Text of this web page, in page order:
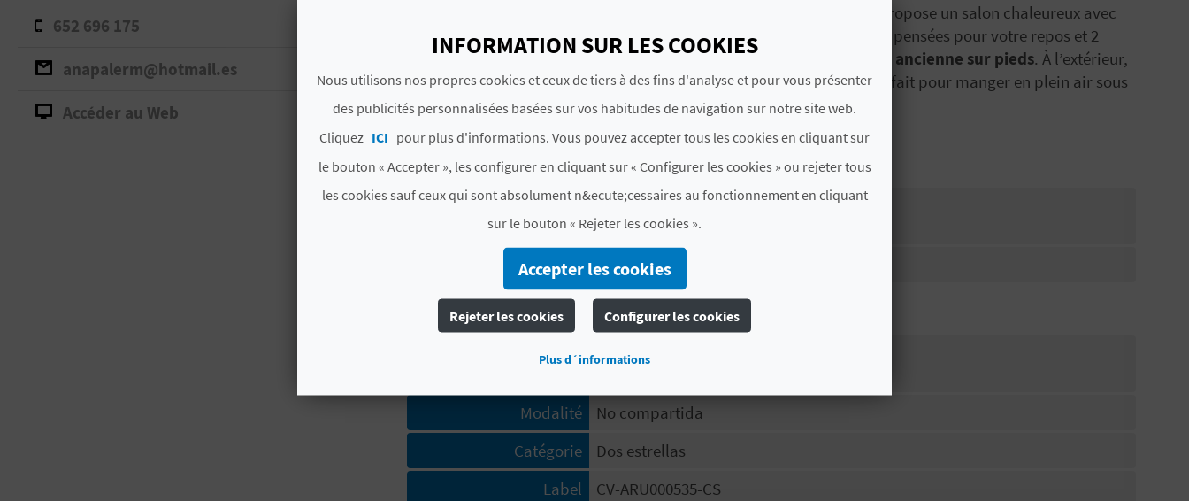
652 696 175
anapalerm@hotmail.es
Accéder au Web
Pouvant accueillir jusqu’à 8 personnes, ce gîte de deux étages vous propose un salon chaleureux avec
cheminée et cuisine totalement équipée. Il y a également 3 chambres pensées pour votre repos et 2
salles de bain dans une salle de bain avecune charmante baignoire ancienne sur pieds. À l’extérieur,
vous retrouverez une piscine privée, un barbecue et un porcheparfait pour manger en plein air sous
le figuier, le tout dans un cadre naturel unique et paisible.
#CHAMBRES ET PLACES
Nombre total de
chambres
3
Nombre total de places 6
#CARACTÉRISTIQUES
Indicateur de
Non
Modalité
No compartida
Catégorie
Dos estrellas
Label
CV-ARU000535-CS
INFORMATION SUR LES COOKIES
Nous utilisons nos propres cookies et ceux de tiers à des fins d'analyse et pour vous présenter
des publicités personnalisées basées sur vos habitudes de navigation sur notre site web.
Cliquez ICI pour plus d'informations. Vous pouvez accepter tous les cookies en cliquant sur
le bouton « Accepter », les configurer en cliquant sur « Configurer les cookies » ou rejeter tous
les cookies sauf ceux qui sont absolument n&ecute;cessaires au fonctionnement en cliquant
sur le bouton « Rejeter les cookies ».
Accepter les cookies
Rejeter les cookies Configurer les cookies
Plus d´informations